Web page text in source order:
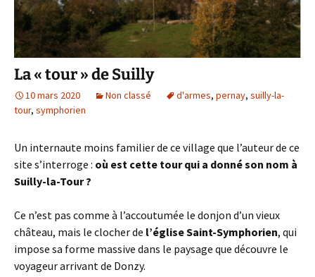
La « tour » de Suilly
10 mars 2020 Non classé d'armes, pernay, suilly-la-
tour, symphorien
Un internaute moins familier de ce village que l’auteur de ce
site s’interroge : où est cette tour qui a donné son nom à
Suilly-la-Tour ?
Ce n’est pas comme à l’accoutumée le donjon d’un vieux
château, mais le clocher de l’église Saint-Symphorien, qui
impose sa forme massive dans le paysage que découvre le
voyageur arrivant de Donzy.